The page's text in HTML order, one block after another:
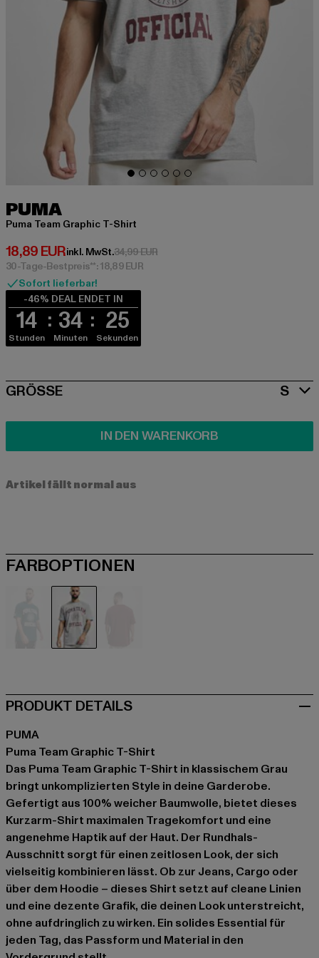
PUMA
Puma Team Graphic T-Shirt
18,89 EUR
Derzeitiger Preis: 18,89 EUR
inkl. MwSt.34,99 EURAktionspreis: 34,99 EUR
30-Tage-Bestpreis**: 18,89 EUR
Sofort lieferbar!
-46% DEAL ENDET IN
14
Stunden
34
Minuten
24
Sekunden
SIZE
GRÖSSE S
IN DEN WARENKORB
Artikel fällt normal aus
FARBOPTIONEN
PRODUKT DETAILS
PUMA
Puma Team Graphic T-Shirt
Das Puma Team Graphic T-Shirt in klassischem Grau
bringt unkomplizierten Style in deine Garderobe.
Gefertigt aus 100% weicher Baumwolle, bietet dieses
Kurzarm-Shirt maximalen Tragekomfort und eine
angenehme Haptik auf der Haut. Der Rundhals-
Ausschnitt sorgt für einen zeitlosen Look, der sich
vielseitig kombinieren lässt. Ob zur Jeans, Cargo oder
über dem Hoodie – dieses Shirt setzt auf cleane Linien
und eine dezente Grafik, die deinen Look unterstreicht,
ohne aufdringlich zu wirken. Ein solides Essential für
jeden Tag, das Passform und Material in den